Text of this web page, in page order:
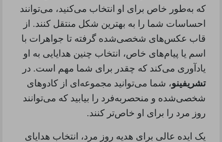
که به‌طور خاص برای او انتخاب می‌کنید، می‌توانند
احساسات شما را به بهترین شکل منتقل کنند. از
قاب عکس‌های شخصی‌شده گرفته تا جواهرات با
اسم یا پیام‌های خاص، انتخاب چنین هدایایی به او
یادآوری می‌کند که چقدر برای شما مهم است. در
تشریفینو، شما می‌توانید مجموعه‌ای از کادوهای
شخصی‌شده و منحصربه‌فرد را بیابید که می‌توانند
روز مرد را برای او خاص‌تر کنند.
یک ایده عالی برای هدیه روز مرد، انتخاب هدایای